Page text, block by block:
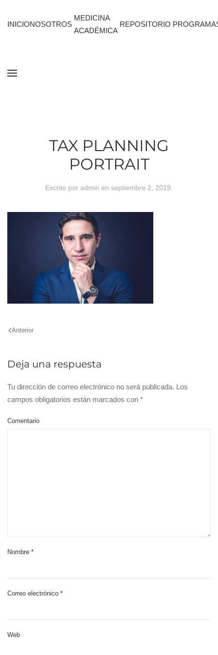
INICIONOSOTROS
MEDICINA
ACADÉMICA
REPOSITORIO
TAX PLANNING
PORTRAIT
Escrito por admin en septiembre 2, 2019
Anterior
Deja una respuesta
Tu dirección de correo electrónico no será publicada. Los
campos obligatorios están marcados con *
Comentario
Nombre *
Correo electrónico *
Web